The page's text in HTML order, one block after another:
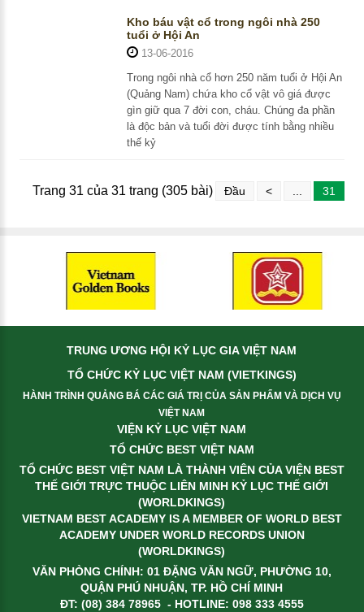
Kho báu vật cổ trong ngôi nhà 250
tuổi ở Hội An
13-06-2016
Trong ngôi nhà cổ hơn 250 năm tuổi ở Hội An
(Quảng Nam) chứa kho cổ vật vô giá được
gìn giữ qua 7 đời con, cháu. Chúng đa phần
là độc bản và tuổi đời được tính bằng nhiều
thế kỷ
Trang 31 của 31 trang (305 bài) Đầu < 31
TRUNG ƯƠNG HỘI KỶ LỤC GIA VIỆT NAM
TỔ CHỨC KỶ LỤC VIỆT NAM (VIETKINGS)
HÀNH TRÌNH QUẢNG BÁ CÁC GIÁ TRỊ CỦA SẢN PHẨM VÀ DỊCH VỤ
VIỆT NAM
VIỆN KỶ LỤC VIỆT NAM
TỔ CHỨC BEST VIỆT NAM
TỔ CHỨC BEST VIỆT NAM LÀ THÀNH VIÊN CỦA VIỆN BEST
THẾ GIỚI TRỰC THUỘC LIÊN MINH KỶ LỤC THẾ GIỚI
(WORLDKINGS)
VIETNAM BEST ACADEMY IS A MEMBER OF WORLD BEST
ACADEMY UNDER WORLD RECORDS UNION
(WORLDKINGS)
VĂN PHÒNG CHÍNH: 01 ĐẶNG VĂN NGỮ, PHƯỜNG 10,
QUẬN PHÚ NHUẬN, TP. HỒ CHÍ MINH
ĐT: (08) 384 78965 - HOTLINE: 098 333 4555